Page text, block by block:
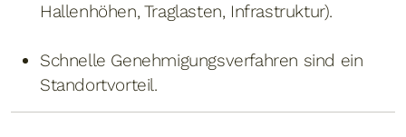
Hallenhöhen, Traglasten, Infrastruktur).
Schnelle Genehmigungsverfahren sind ein
Standortvorteil.